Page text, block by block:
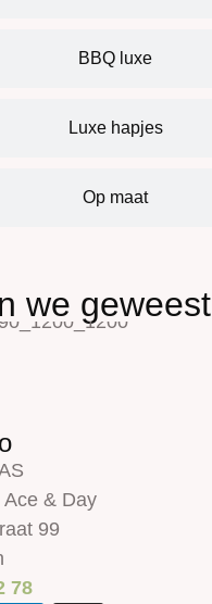
BBQ luxe
Luxe hapjes
Op maat
we geweest
& Day
99
78